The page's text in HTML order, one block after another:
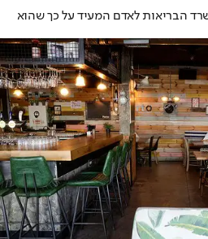
הבריאות לאדם המעיד על כך שהוא